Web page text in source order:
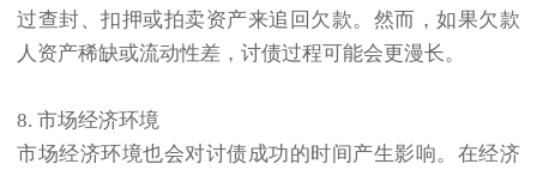
过查封、扣押或拍卖资产来追回欠款。然而，如果欠款
人资产稀缺或流动性差，讨债过程可能会更漫长。
8. 市场经济环境
市场经济环境也会对讨债成功的时间产生影响。在经济